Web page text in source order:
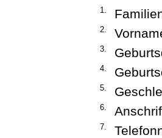
1.
2.
3.
4.
5.
6.
7.